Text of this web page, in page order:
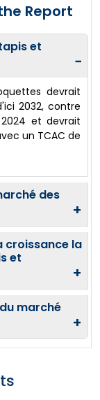
Report
et
−
devrait
2032, contre
et devrait
un TCAC de
des
+
croissance la
et
+
marché
+